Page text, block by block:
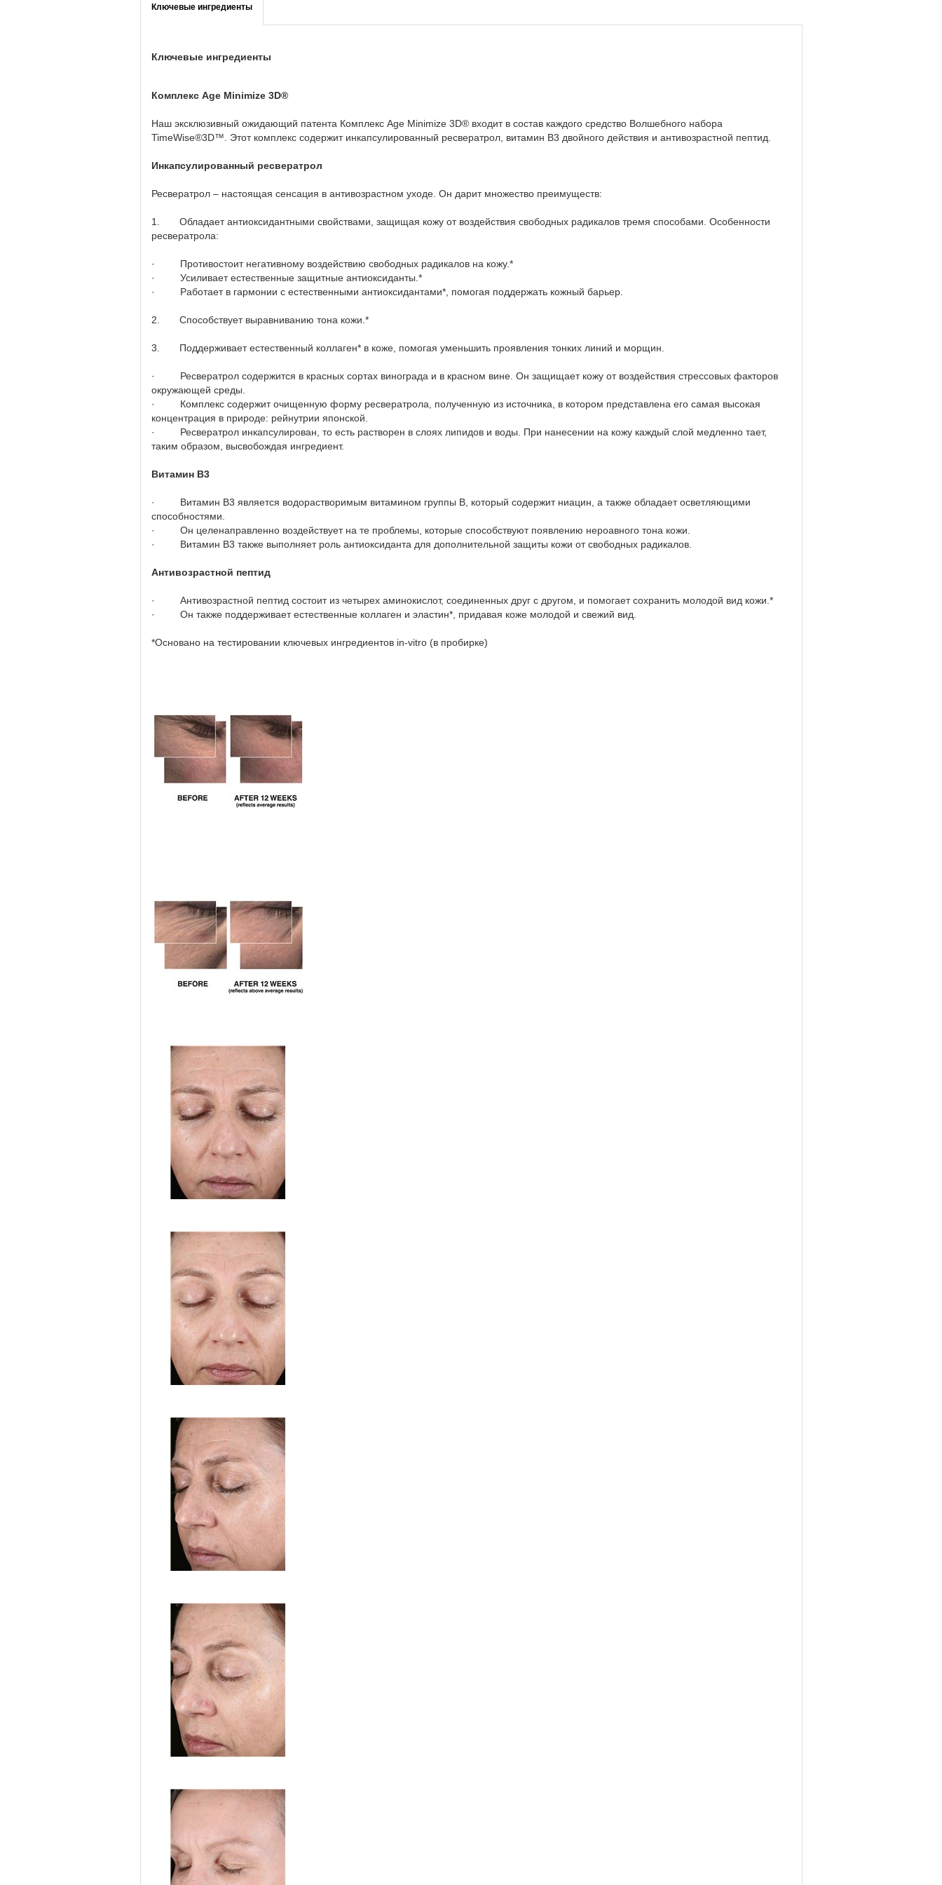
Ключевые ингредиенты
Ключевые ингредиенты
Комплекс Age Minimize 3D®
Наш эксклюзивный ожидающий патента Комплекс Age Minimize 3D® входит в состав каждого средство Волшебного набора
TimeWise®3D™. Этот комплекс содержит инкапсулированный ресвератрол, витамин B3 двойного действия и антивозрастной пептид.
Инкапсулированный ресвератрол
Ресвератрол – настоящая сенсация в антивозрастном уходе. Он дарит множество преимуществ:
1. Обладает антиоксидантными свойствами, защищая кожу от воздействия свободных радикалов тремя способами. Особенности
ресвератрола:
· Противостоит негативному воздействию свободных радикалов на кожу.*
· Усиливает естественные защитные антиоксиданты.*
· Работает в гармонии с естественными антиоксидантами*, помогая поддержать кожный барьер.
2. Способствует выравниванию тона кожи.*
3. Поддерживает естественный коллаген* в коже, помогая уменьшить проявления тонких линий и морщин.
· Ресвератрол содержится в красных сортах винограда и в красном вине. Он защищает кожу от воздействия стрессовых факторов
окружающей среды.
· Комплекс содержит очищенную форму ресвератрола, полученную из источника, в котором представлена его самая высокая
концентрация в природе: рейнутрии японской.
· Ресвератрол инкапсулирован, то есть растворен в слоях липидов и воды. При нанесении на кожу каждый слой медленно тает,
таким образом, высвобождая ингредиент.
Витамин B3
· Витамин B3 является водорастворимым витамином группы B, который содержит ниацин, а также обладает осветляющими
способностями.
· Он целенаправленно воздействует на те проблемы, которые способствуют появлению нероавного тона кожи.
· Витамин B3 также выполняет роль антиоксиданта для дополнительной защиты кожи от свободных радикалов.
Антивозрастной пептид
· Антивозрастной пептид состоит из четырех аминокислот, соединенных друг с другом, и помогает сохранить молодой вид кожи.*
· Он также поддерживает естественные коллаген и эластин*, придавая коже молодой и свежий вид.
*Основано на тестировании ключевых ингредиентов in-vitro (в пробирке)